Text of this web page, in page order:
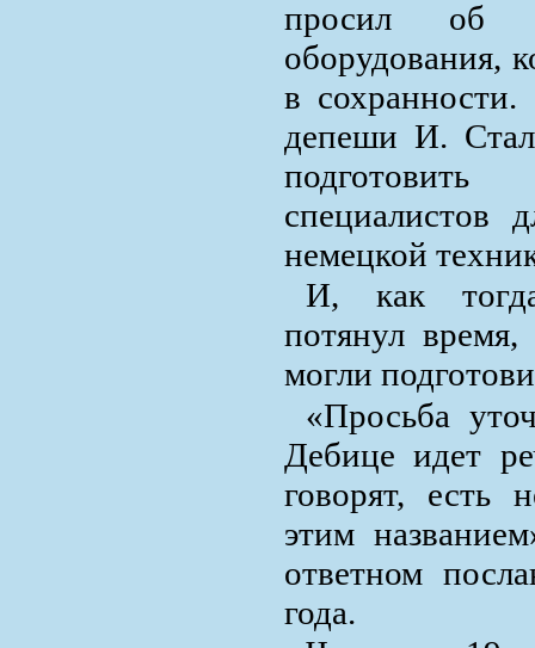
просил об
оборудования,
в
депеши И.
специалистов
немецкой
И, как
потянул
могли
«Просьба
Дебице идет
говорят, есть
этим
ответном
года.